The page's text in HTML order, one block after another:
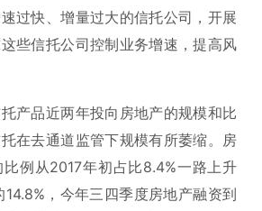
过快、增量过大的信托公司，开展
些信托公司控制业务增速，提高风
产品近两年投向房地产的规模和比
在去通道监管下规模有所萎缩。房
例从2017年初占比8.4%一路上升
，今年三四季度房地产融资到